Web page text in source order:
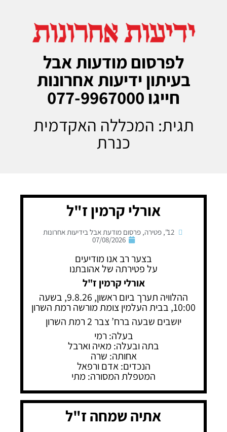
לפרסום מודעות אבל
בעיתון ידיעות אחרונות
חייגו 077-9967000
תגית: המכללה האקדמית
כנרת
אורלי קרמין ז"ל
12"
, פטירה, פרסום מודעת אבל בידיעות אחרונות
07/08/2026
בצער רב אנו מודיעים
על פטירתה של אהובתנו
אורלי קרמין ז"ל
ההלוויה תערך ביום ראשון, 9.8.26, בשעה
10:00, בבית העלמין צומת מורשה רמת השרון
יושבים שבעה ברח’ צבר 2 רמת השרון
בעלה: רמי
בתה ובעלה: מאיה וארבל
אחותה: שרה
הנכדים: אדם ורפאל
המטפלת המסורה: מתי
אתיה שמחה ז"ל